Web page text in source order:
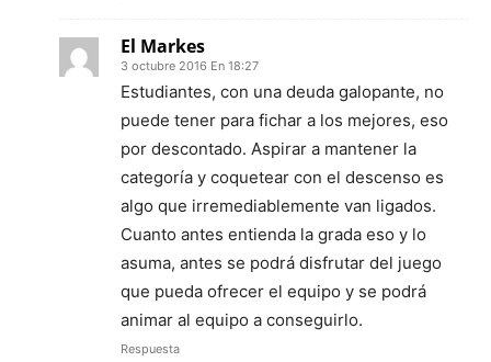
El Markes
3 octubre 2016 En 18:27
Estudiantes, con una deuda galopante, no
puede tener para fichar a los mejores, eso
por descontado. Aspirar a mantener la
categoría y coquetear con el descenso es
algo que irremediablemente van ligados.
Cuanto antes entienda la grada eso y lo
asuma, antes se podrá disfrutar del juego
que pueda ofrecer el equipo y se podrá
animar al equipo a conseguirlo.
Respuesta